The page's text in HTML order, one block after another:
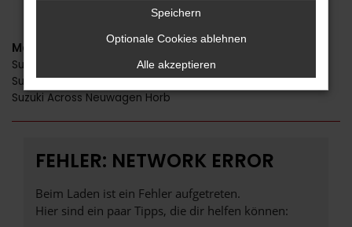
Modelle
Suzuki Swift Neuwagen Horb
Suzuki Vitara Neuwagen Horb
Suzuki Across Neuwagen Horb
FEHLER: NETWORK ERROR
Beim Laden ist ein Fehler aufgetreten.
Hier sind ein paar Tipps, die dir helfen können:
Speichern
Optionale Cookies ablehnen
Alle akzeptieren